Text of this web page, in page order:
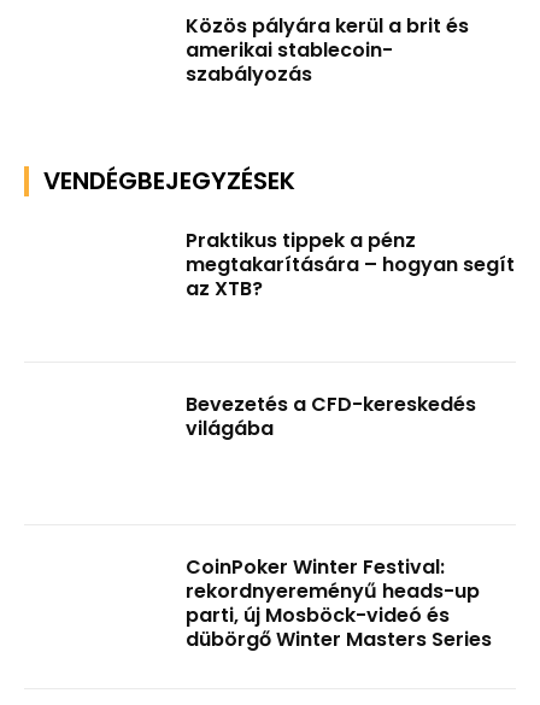
Közös pályára kerül a brit és
amerikai stablecoin-
szabályozás
VENDÉGBEJEGYZÉSEK
Praktikus tippek a pénz
megtakarítására – hogyan segít
az XTB?
Bevezetés a CFD-kereskedés
világába
CoinPoker Winter Festival:
rekordnyereményű heads-up
parti, új Mosböck-videó és
dübörgő Winter Masters Series